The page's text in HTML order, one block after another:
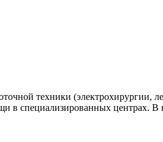
техники (электрохирургии,
в специализированных центрах.